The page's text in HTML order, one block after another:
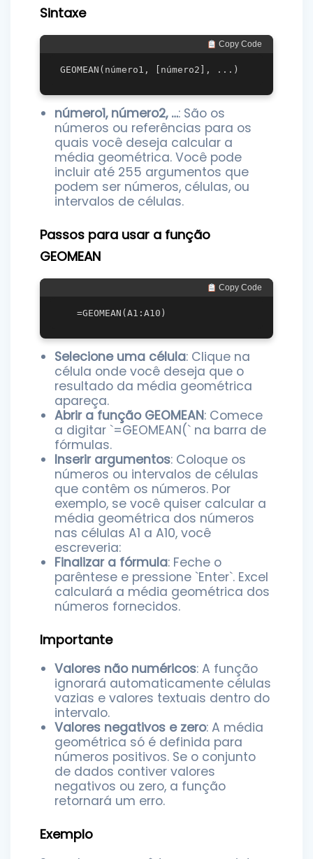
Sintaxe
Copy Code
número1, número2, …: São os
números ou referências para os
quais você deseja calcular a
média geométrica. Você pode
incluir até 255 argumentos que
podem ser números, células, ou
intervalos de células.
Passos para usar a função
GEOMEAN
Copy Code
Selecione uma célula: Clique na
célula onde você deseja que o
resultado da média geométrica
apareça.
Abrir a função GEOMEAN: Comece
a digitar `=GEOMEAN(` na barra de
fórmulas.
Inserir argumentos: Coloque os
números ou intervalos de células
que contêm os números. Por
exemplo, se você quiser calcular a
média geométrica dos números
nas células A1 a A10, você
escreveria:
Finalizar a fórmula: Feche o
parêntese e pressione `Enter`. Excel
calculará a média geométrica dos
números fornecidos.
Importante
Valores não numéricos: A função
ignorará automaticamente células
vazias e valores textuais dentro do
intervalo.
Valores negativos e zero: A média
geométrica só é definida para
números positivos. Se o conjunto
de dados contiver valores
negativos ou zero, a função
retornará um erro.
Exemplo